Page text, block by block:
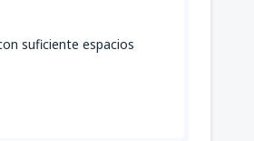
suficiente espacios